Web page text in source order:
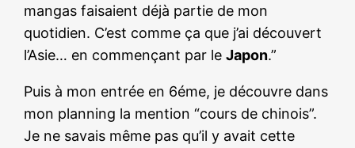
mangas faisaient déjà partie de mon
quotidien. C’est comme ça que j’ai découvert
l’Asie… en commençant par leJapon.”
Puis à mon entrée en 6éme, je découvre dans
mon planning la mention “cours de chinois”.
Je ne savais même pas qu’il y avait cette